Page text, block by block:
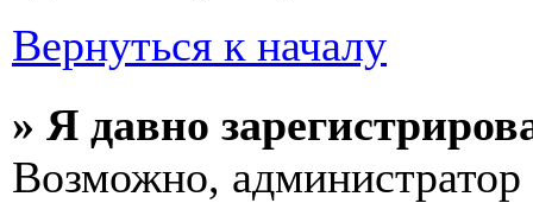
Вернуться к началу
» Я давно
Возможно,